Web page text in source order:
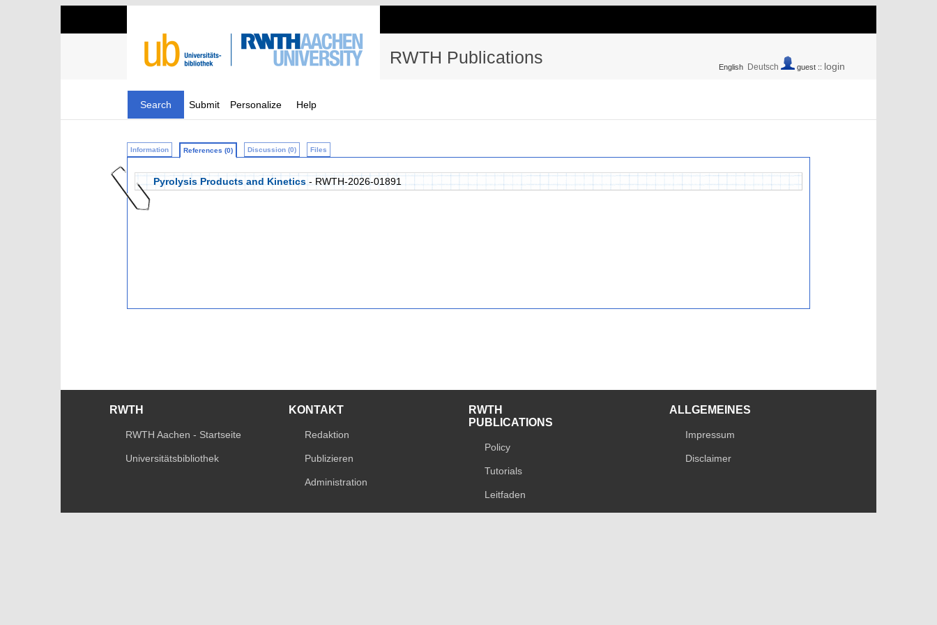
RWTH Publications English Deutsch guest :: login
Search Submit Personalize Help
Information References (0) Discussion (0) Files
Pyrolysis Products and Kinetics - RWTH-2026-01891
RWTH
RWTH Aachen - Startseite
Universitätsbibliothek
KONTAKT
Redaktion
Publizieren
Administration
RWTH
PUBLICATIONS
Policy
Tutorials
Leitfaden
ALLGEMEINES
Impressum
Disclaimer